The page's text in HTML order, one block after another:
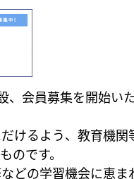
、会員募集を開始い
けるよう、教育機関
のです。
どの学習機会に恵ま